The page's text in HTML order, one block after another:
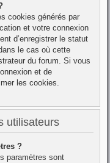
cookies générés par
et votre connexion
d’enregistrer le statut
le cas où cette
du forum. Si vous
et de
les cookies.
utilisateurs
?
paramètres sont